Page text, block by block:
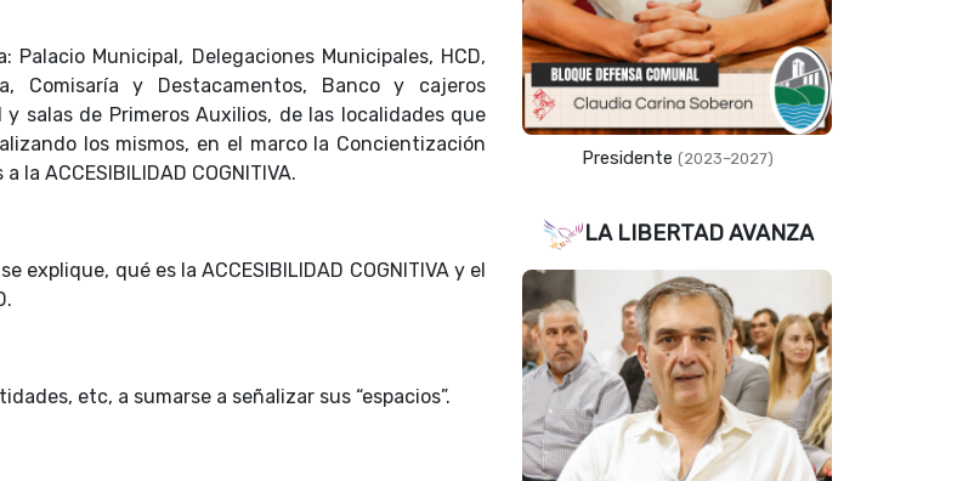
Municipal, Delegaciones Municipales, HCD,
Comisaría y Destacamentos, Banco y cajeros
salas de Primeros Auxilios, de las localidades que
los mismos, en el marco la Concientización
ACCESIBILIDAD COGNITIVA.
qué es la ACCESIBILIDAD COGNITIVA y el
etc, a sumarse a señalizar sus “espacios”.
Presidente (2023–2027)
LA LIBERTAD AVANZA